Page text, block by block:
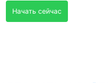
Начать сейчас